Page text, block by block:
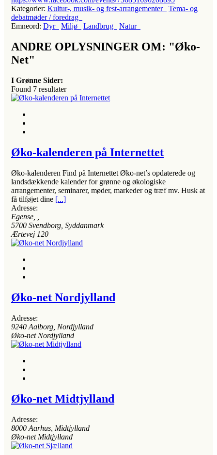
Kategorier: Kultur-, musik- og fest-arrangementer
Tema- og
debatmøder / foredrag
Emneord: Dyr Miljø Landbrug Natur
ANDRE OPLYSNINGER OM: "Øko-
Net"
I Grønne Sider:
Found 7 resultater
Øko-kalenderen på Internettet
Øko-kalenderen Find på Internettet Øko-net’s opdaterede og
landsdækkende kalender for grønne og økologiske
arrangementer, seminarer, møder, markeder og træf mv. Husk at
få tilføjet dine [...]
Adresse:
Egense
5700 Svendborg, Syddanmark
Ærtevej 120
Øko-net Nordjylland
Adresse:
9240 Aalborg, Nordjylland
Øko-net Nordjylland
Øko-net Midtjylland
Adresse:
8000 Aarhus, Midtjylland
Øko-net Midtjylland